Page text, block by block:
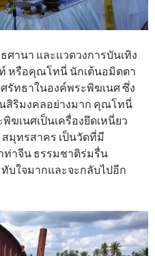
านา และแวดวงการบันเทิง
หรือคุณโทนี่ นักเต้นอมิตตา
รัทธาในองค์พระพิฆเนศ ซึ่ง
สิริมงคลอย่างมาก คุณโทนี่
ฆเนศเป็นเครื่องยึดเหนี่ยว
มุทรสาคร เป็นวัดที่มี
ท่าจีน ธรรมชาติร่มรื่น
ทับใจมากและจะกลับไปอีก